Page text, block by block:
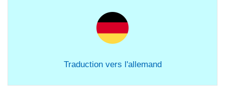
Traduction vers l'allemand